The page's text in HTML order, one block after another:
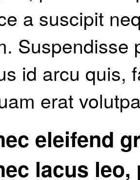
a suscipit
Suspendisse
id arcu quis,
erat
eleifend
lacus leo,